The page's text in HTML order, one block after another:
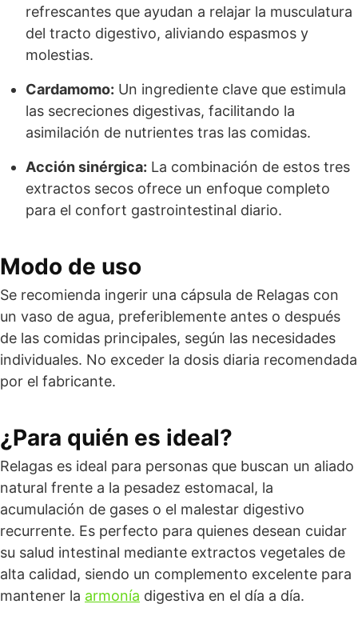
refrescantes que ayudan a relajar la musculatura
del tracto digestivo, aliviando espasmos y
molestias.
Cardamomo: Un ingrediente clave que estimula
las secreciones digestivas, facilitando la
asimilación de nutrientes tras las comidas.
Acción sinérgica: La combinación de estos tres
extractos secos ofrece un enfoque completo
para el confort gastrointestinal diario.
Modo de uso
Se recomienda ingerir una cápsula de Relagas con
un vaso de agua, preferiblemente antes o después
de las comidas principales, según las necesidades
individuales. No exceder la dosis diaria recomendada
por el fabricante.
¿Para quién es ideal?
Relagas es ideal para personas que buscan un aliado
natural frente a la pesadez estomacal, la
acumulación de gases o el malestar digestivo
recurrente. Es perfecto para quienes desean cuidar
su salud intestinal mediante extractos vegetales de
alta calidad, siendo un complemento excelente para
mantener la armonía digestiva en el día a día.